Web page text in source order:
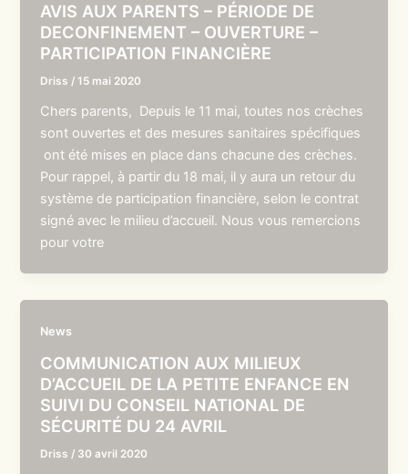
AVIS AUX PARENTS – PÉRIODE DE
DECONFINEMENT – OUVERTURE –
PARTICIPATION FINANCIÈRE
Driss /15 mai 2020
Chers parents, Depuis le 11 mai, toutes nos crèches
sont ouvertes et des mesures sanitaires spécifiques
ont été mises en place dans chacune des crèches.
Pour rappel, à partir du 18 mai, il y aura un retour du
système de participation financière, selon le contrat
signé avec le milieu d’accueil. Nous vous remercions
pour votre
News
COMMUNICATION AUX MILIEUX
D’ACCUEIL DE LA PETITE ENFANCE EN
SUIVI DU CONSEIL NATIONAL DE
SÉCURITÉ DU 24 AVRIL
Driss / 30 avril 2020